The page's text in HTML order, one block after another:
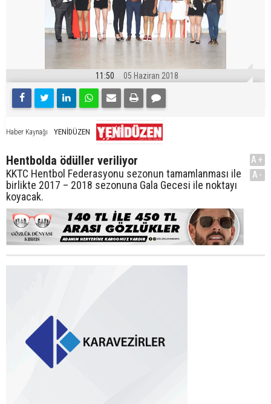
11:50 05 Haziran 2018
Haber Kaynağı YENİDÜZEN
Hentbolda ödüller veriliyor
KKTC Hentbol Federasyonu sezonun tamamlanması ile
birlikte 2017 – 2018 sezonuna Gala Gecesi ile noktayı
koyacak.
A+
A-